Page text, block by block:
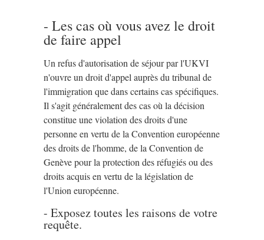
- Les cas où vous avez le droit
de faire appel
Un refus d'autorisation de séjour par l'UKVI
n'ouvre un droit d'appel auprès du tribunal de
l'immigration que dans certains cas spécifiques.
Il s'agit généralement des cas où la décision
constitue une violation des droits d'une
personne en vertu de la Convention européenne
des droits de l'homme, de la Convention de
Genève pour la protection des réfugiés ou des
droits acquis en vertu de la législation de
l'Union européenne.
- Exposez toutes les raisons de votre
requête.